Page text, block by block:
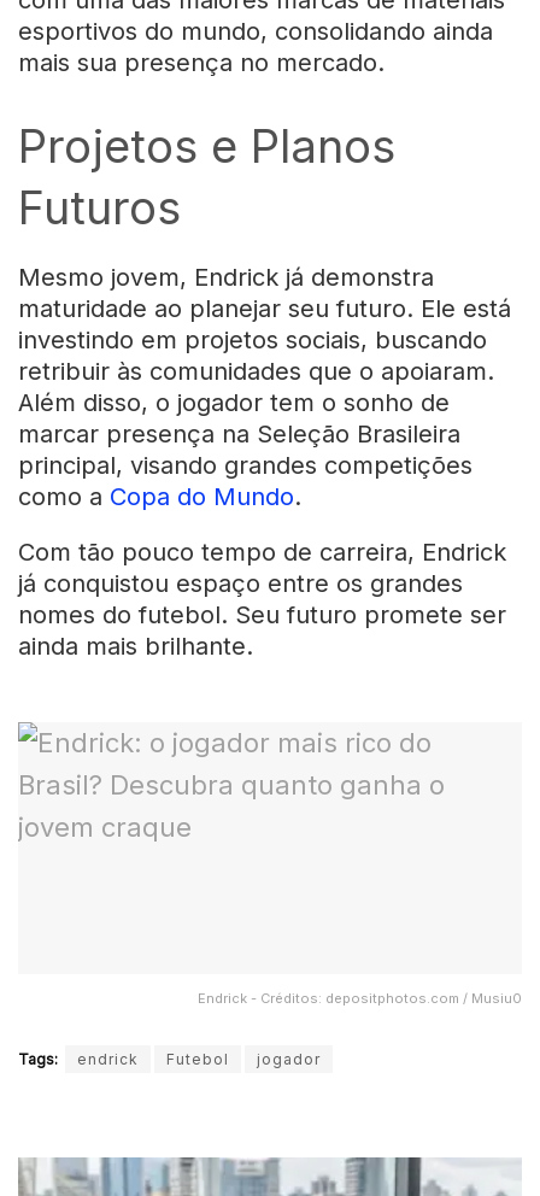
esportivos do mundo, consolidando ainda
mais sua presença no mercado.
Projetos e Planos
Futuros
Mesmo jovem, Endrick já demonstra
maturidade ao planejar seu futuro. Ele está
investindo em projetos sociais, buscando
retribuir às comunidades que o apoiaram.
Além disso, o jogador tem o sonho de
marcar presença na Seleção Brasileira
principal, visando grandes competições
como a Copa do Mundo.
Com tão pouco tempo de carreira, Endrick
já conquistou espaço entre os grandes
nomes do futebol. Seu futuro promete ser
ainda mais brilhante.
Endrick - Créditos: depositphotos.com / Musiu0
Tags: endrick Futebol jogador